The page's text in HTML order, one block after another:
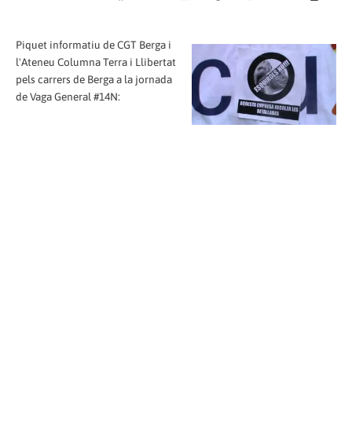
Piquet informatiu de CGT Berga i
l'Ateneu Columna Terra i Llibertat
pels carrers de Berga a la jornada
de Vaga General #14N: